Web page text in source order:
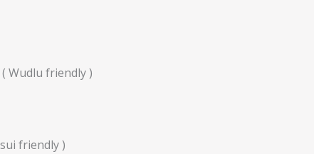
Wudlu friendly )
friendly )